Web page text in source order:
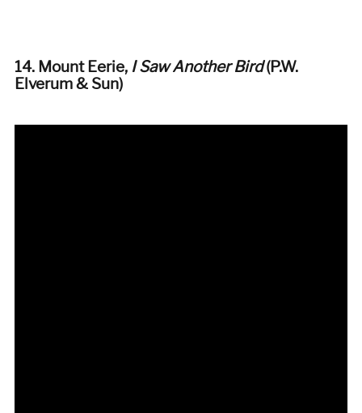
14. Mount Eerie, I Saw Another Bird(P.W.
Elverum & Sun)